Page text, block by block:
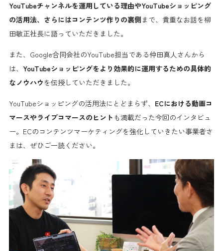
YouTubeチャンネルを運用している理由やYouTubeショッピング
の活用法、さらにはコンテンツ作りの裏側 まで、貴重なお話を柳
田敏正社長に語っていただきました。
また、Google合同会社のYouTube担当である仲田真人さんから
は、 YouTubeショッピングをより効果的に運用するための具体的
なノウハウを伝授していただきました。
YouTubeショッピングの活用法にとどまらず、 ECにおける動画コ
マースやライブコマースのヒント も満載だった今回のインタビュ
ー。ECのコンテンツマーケティングを強化していきたい事業者さ
まは、ぜひご一読ください。